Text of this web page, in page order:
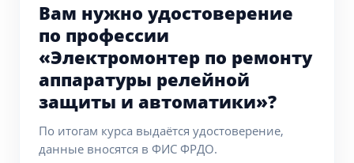
Вам нужно удостоверение
по профессии
«Электромонтер по ремонту
аппаратуры релейной
защиты и автоматики»?
По итогам курса выдаётся удостоверение,
данные вносятся в ФИС ФРДО.